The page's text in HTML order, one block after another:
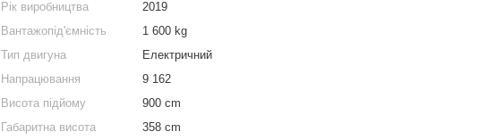
Рік виробництва
2019
Вантажопід'ємність
1 600 kg
Тип двигуна
Електричний
Напрацювання
9 162
Висота підйому
900 cm
Габаритна висота
358 cm